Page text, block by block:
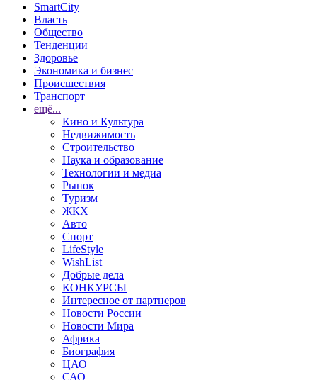
SmartCity
Власть
Общество
Тенденции
Здоровье
Экономика и бизнес
Происшествия
Транспорт
ещё...
Кино и Культура
Недвижимость
Строительство
Наука и образование
Технологии и медиа
Рынок
Туризм
ЖКХ
Авто
Спорт
LifeStyle
WishList
Добрые дела
КОНКУРСЫ
Интересное от партнеров
Новости России
Новости Мира
Африка
Биография
ЦАО
САО